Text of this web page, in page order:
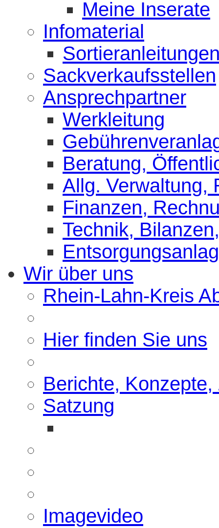
Meine Inserate
Infomaterial
Sackverkaufsstellen
Ansprechpartner
Werkleitung
Beratung,
Allg. Verwaltung,
Finanzen,
Technik,
Wir über uns
Rhein-Lahn-Kreis
Hier finden Sie uns
Berichte, Konzepte,
Satzung
Imagevideo